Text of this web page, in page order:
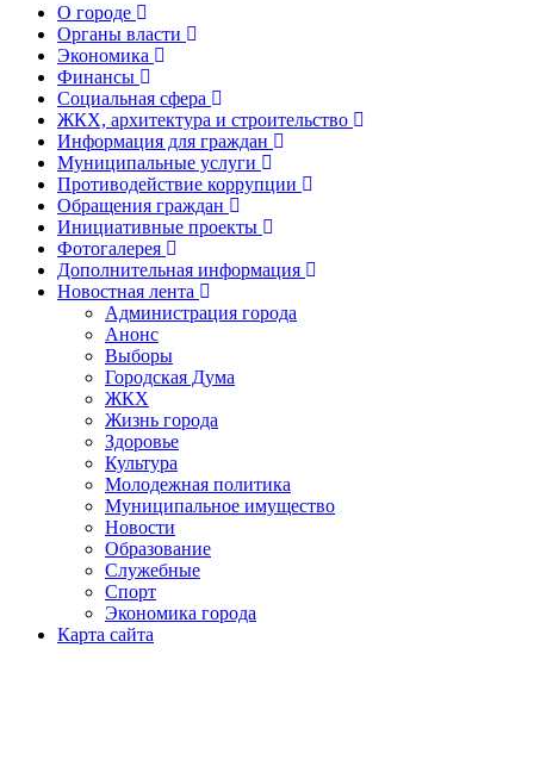
О городе
Органы власти
Экономика
Финансы
Социальная сфера
ЖКХ, архитектура и строительство
Информация для граждан
Муниципальные услуги
Противодействие коррупции
Обращения граждан
Инициативные проекты
Фотогалерея
Дополнительная информация
Новостная лента
Администрация города
Анонс
Выборы
Городская Дума
ЖКХ
Жизнь города
Здоровье
Культура
Молодежная политика
Муниципальное имущество
Новости
Образование
Служебные
Спорт
Экономика города
Карта сайта